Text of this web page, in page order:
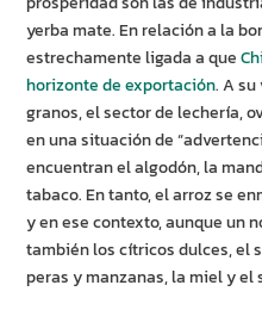
yerba mate. En relación a la
estrechamente ligada a que
horizonte de exportación. A
granos, el sector de lechería,
en una situación de
encuentran el algodón, la
tabaco. En tanto, el arroz se
y en ese contexto, aunque un
también los cítricos dulces, el
peras y manzanas, la miel y